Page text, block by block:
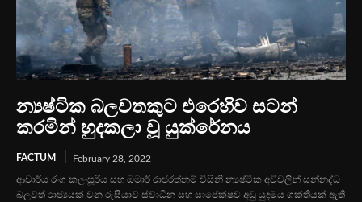
න්‍යෂ්ටික බලවතකුට එරෙහිව සටන්
කරමින් හුදකලා වූ යුක්රේනය
FACTUM February 28, 2022
ආචාර්ය රංග කලංසූරිය සහ ඔමාර් රා‍ජරත්නම් විසිනි න්‍යෂ්ටික අවිවලින් සන්නද්ධ
බලවත් රාජ්‍යයක් වන රුසියාව ස්වාධීන සහ සාපේක්ෂව අඩු යුදමය ශක්තියක් ඇති